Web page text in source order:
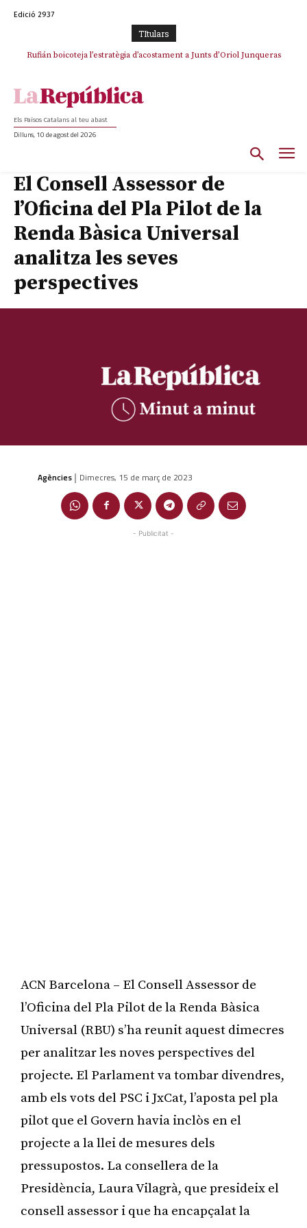
Edició 2937
TItulars
Rufián boicoteja l’estratègia d’acostament a Junts d’Oriol Junqueras
Rufián dinamita la unitat independentista amb un atac frontal al retorn
Els Països Catalans al teu abast
Dilluns, 10 de agost del 2026
El Consell Assessor de
l’Oficina del Pla Pilot de la
Renda Bàsica Universal
analitza les seves
perspectives
Agències | Dimecres, 15 de març de 2023
- Publicitat -
ACN Barcelona – El Consell Assessor de
l’Oficina del Pla Pilot de la Renda Bàsica
Universal (RBU) s’ha reunit aquest dimecres
per analitzar les noves perspectives del
projecte. El Parlament va tombar divendres,
amb els vots del PSC i JxCat, l’aposta pel pla
pilot que el Govern havia inclòs en el
projecte a la llei de mesures dels
pressupostos. La consellera de la
Presidència, Laura Vilagrà, que presideix el
consell assessor i que ha encapçalat la